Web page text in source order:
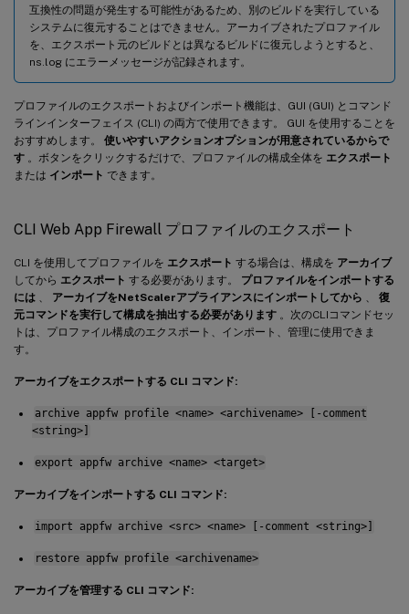
互換性の問題が発生する可能性があるため、別のビルドを実行している
システムに復元することはできません。アーカイブされたプロファイル
を、エクスポート元のビルドとは異なるビルドに復元しようとすると、
ns.log にエラーメッセージが記録されます。
プロファイルのエクスポートおよびインポート機能は、GUI (GUI) とコマンド
ラインインターフェイス (CLI) の両方で使用できます。 GUI を使用することを
おすすめします。 使いやすいアクションオプションが用意されているからで
す 。ボタンをクリックするだけで、プロファイルの構成全体を エクスポート
または インポート できます。
CLI Web App Firewall プロファイルのエクスポート
CLI を使用してプロファイルを エクスポート する場合は、構成を アーカイブ
してから エクスポート する必要があります。 プロファイルをインポートする
には
アーカイブをNetScalerアプライアンスにインポートしてから
復
元コマンドを実行して構成を抽出する必要があります 。次のCLIコマンドセッ
トは、プロファイル構成のエクスポート、インポート、管理に使用できま
す。
アーカイブをエクスポートする CLI コマンド:
archive appfw profile <name> <archivename> [-comment
<string>]
export appfw archive <name> <target>
アーカイブをインポートする CLI コマンド:
import appfw archive <src> <name> [-comment <string>]
restore appfw profile <archivename>
アーカイブを管理する CLI コマンド: